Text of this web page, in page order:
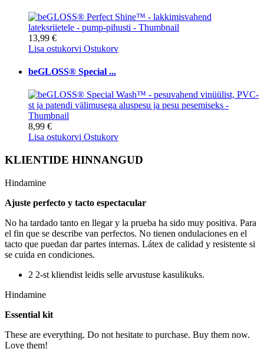
13,99 €
Lisa ostukorvi Ostukorv
beGLOSS® Special ...
8,99 €
Lisa ostukorvi Ostukorv
KLIENTIDE HINNANGUD
Hindamine
Ajuste perfecto y tacto espectacular
No ha tardado tanto en llegar y la prueba ha sido muy positiva. Para
el fin que se describe van perfectos. No tienen ondulaciones en el
tacto que puedan dar partes internas. Látex de calidad y resistente si
se cuida en condiciones.
2 2-st kliendist leidis selle arvustuse kasulikuks.
Hindamine
Essential kit
These are everything. Do not hesitate to purchase. Buy them now.
Love them!